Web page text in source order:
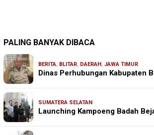
PALING BANYAK DIBACA
BERITA, BLITAR, DAERAH , JAWA TIMUR
Dinas Perhubungan Kabupaten
SUMATERA SELATAN
Launching Kampoeng Badah